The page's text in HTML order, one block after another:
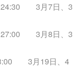
24:30 3月7日、3
27:00 3月8日、3
3月19日、4